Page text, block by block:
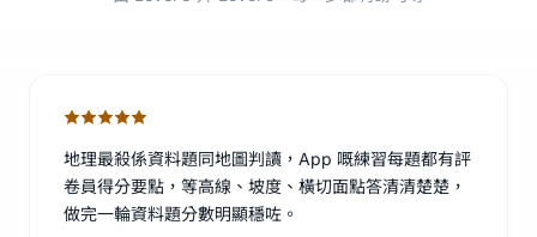
地理最殺係資料題同地圖判讀，App 嘅練習每題都有評
卷員得分要點，等高線、坡度、橫切面點答清清楚楚，
做完一輪資料題分數明顯穩咗。